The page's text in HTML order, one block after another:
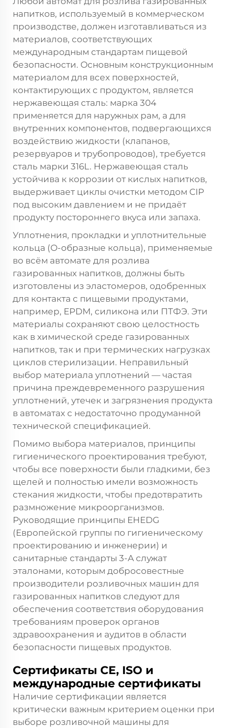
напитков, используемый в коммерческом
производстве, должен изготавливаться из
материалов, соответствующих
международным стандартам пищевой
безопасности. Основным конструкционным
материалом для всех поверхностей,
контактирующих с продуктом, является
нержавеющая сталь: марка 304
применяется для наружных рам, а для
внутренних компонентов, подвергающихся
воздействию жидкости (клапанов,
резервуаров и трубопроводов), требуется
сталь марки 316L. Нержавеющая сталь
устойчива к коррозии от кислых напитков,
выдерживает циклы очистки методом CIP
под высоким давлением и не придаёт
продукту постороннего вкуса или запаха.
Уплотнения, прокладки и уплотнительные
кольца (O-образные кольца), применяемые
во всём автомате для розлива
газированных напитков, должны быть
изготовлены из эластомеров, одобренных
для контакта с пищевыми продуктами,
например, EPDM, силикона или ПТФЭ. Эти
материалы сохраняют свою целостность
как в химической среде газированных
напитков, так и при термических нагрузках
циклов стерилизации. Неправильный
выбор материала уплотнений — частая
причина преждевременного разрушения
уплотнений, утечек и загрязнения продукта
в автоматах с недостаточно продуманной
технической спецификацией.
Помимо выбора материалов, принципы
гигиенического проектирования требуют,
чтобы все поверхности были гладкими, без
щелей и полностью имели возможность
стекания жидкости, чтобы предотвратить
размножение микроорганизмов.
Руководящие принципы EHEDG
(Европейской группы по гигиеническому
проектированию и инженерии) и
санитарные стандарты 3-A служат
эталонами, которым добросовестные
производители розливочных машин для
газированных напитков следуют для
обеспечения соответствия оборудования
требованиям проверок органов
здравоохранения и аудитов в области
безопасности пищевых продуктов.
Сертификаты CE, ISO и
международные сертификаты
Наличие сертификации является
критически важным критерием оценки при
выборе розливочной машины для